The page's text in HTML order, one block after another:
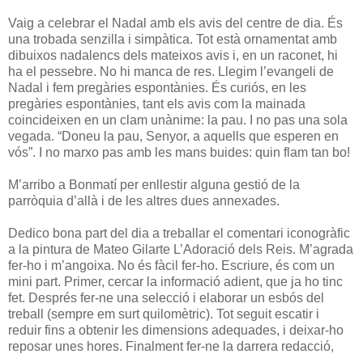
Vaig a celebrar el Nadal amb els avis del centre de dia. És
una trobada senzilla i simpàtica. Tot està ornamentat amb
dibuixos nadalencs dels mateixos avis i, en un raconet, hi
ha el pessebre. No hi manca de res. Llegim l’evangeli de
Nadal i fem pregàries espontànies. És curiós, en les
pregàries espontànies, tant els avis com la mainada
coincideixen en un clam unànime: la pau. I no pas una sola
vegada. “Doneu la pau, Senyor, a aquells que esperen en
vós”. I no marxo pas amb les mans buides: quin flam tan bo!
M’arribo a Bonmatí per enllestir alguna gestió de la
parròquia d’allà i de les altres dues annexades.
Dedico bona part del dia a treballar el comentari iconogràfic
a la pintura de Mateo Gilarte L’Adoració dels Reis. M’agrada
fer-ho i m’angoixa. No és fàcil fer-ho. Escriure, és com un
mini part. Primer, cercar la informació adient, que ja ho tinc
fet. Després fer-ne una selecció i elaborar un esbós del
treball (sempre em surt quilomètric). Tot seguit escatir i
reduir fins a obtenir les dimensions adequades, i deixar-ho
reposar unes hores. Finalment fer-ne la darrera redacció,